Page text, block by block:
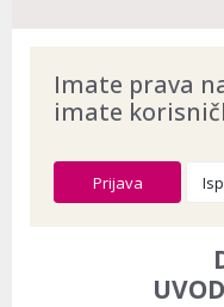
Imate prava
imate
Prijava